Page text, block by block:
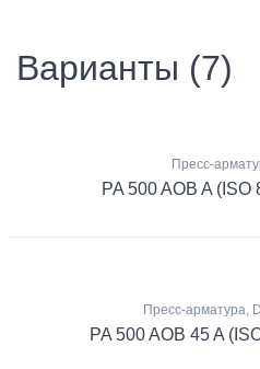
Варианты (7)
Пресс-
PA 500 AOB A
Пресс-арматура,
PA 500 AOB 45 A